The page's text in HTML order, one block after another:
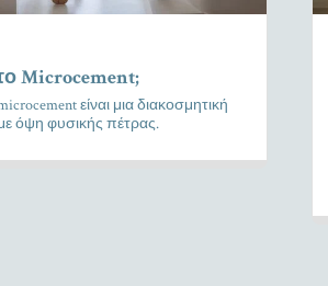
Microcement;
είναι μια διακοσμητική
όψη φυσικής πέτρας.